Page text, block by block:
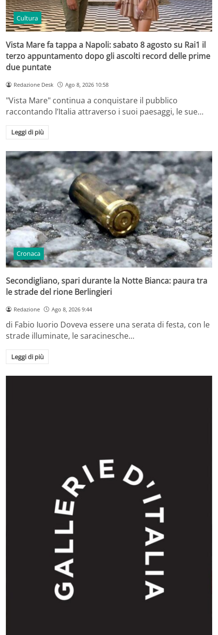
Cultura
Vista Mare fa tappa a Napoli: sabato 8 agosto su Rai1 il
terzo appuntamento dopo gli ascolti record delle prime
due puntate
Redazione Desk Ago 8, 2026 10:58
"Vista Mare" continua a conquistare il pubblico
raccontando l’Italia attraverso i suoi paesaggi, le sue…
Leggi di più
Cronaca
Secondigliano, spari durante la Notte Bianca: paura tra
le strade del rione Berlingieri
Redazione Ago 8, 2026 9:44
di Fabio Iuorio Doveva essere una serata di festa, con le
strade illuminate, le saracinesche…
Leggi di più